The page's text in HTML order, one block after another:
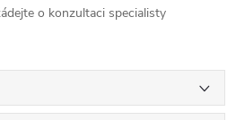
o konzultaci specialisty